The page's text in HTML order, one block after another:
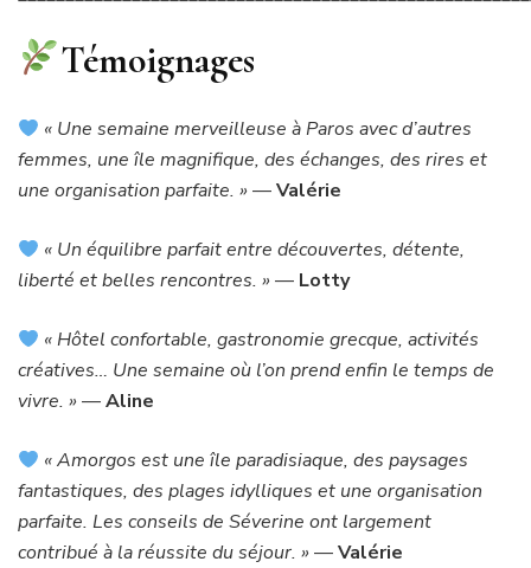
Témoignages
« Une semaine merveilleuse à Paros avec d’autres
femmes, une île magnifique, des échanges, des rires et
une organisation parfaite. »—Valérie
« Un équilibre parfait entre découvertes, détente,
liberté et belles rencontres. »— Lotty
« Hôtel confortable, gastronomie grecque, activités
créatives… Une semaine où l’on prend enfin le temps de
vivre. »—Aline
« Amorgos est une île paradisiaque, des paysages
fantastiques, des plages idylliques et une organisation
parfaite. Les conseils de Séverine ont largement
contribué à la réussite du séjour. »—Valérie